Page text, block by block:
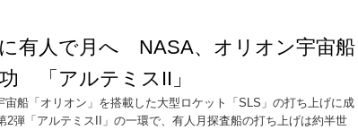
有人で月へ NASA、オリオン宇宙船
「アルテミスII」
船「オリオン」を搭載した大型ロケット「SLS」の打ち上げに成
2弾「アルテミスII」の一環で、有人月探査船の打ち上げは約半世